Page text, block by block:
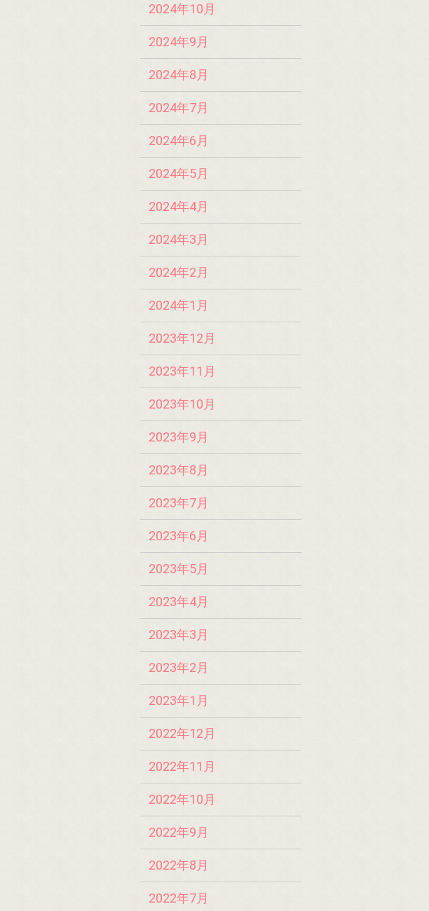
2024年10月
2024年9月
2024年8月
2024年7月
2024年6月
2024年5月
2024年4月
2024年3月
2024年2月
2024年1月
2023年12月
2023年11月
2023年10月
2023年9月
2023年8月
2023年7月
2023年6月
2023年5月
2023年4月
2023年3月
2023年2月
2023年1月
2022年12月
2022年11月
2022年10月
2022年9月
2022年8月
2022年7月